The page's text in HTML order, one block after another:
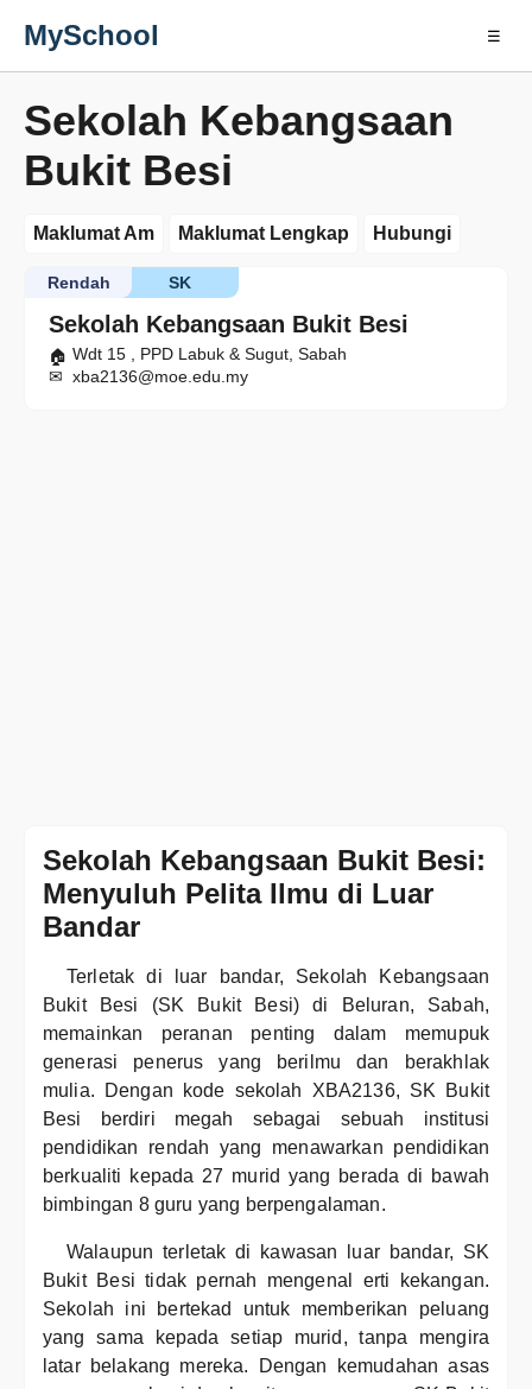
MySchool ☰
Sekolah Kebangsaan
Bukit Besi
Maklumat Am Maklumat Lengkap Hubungi
Sekolah Kebangsaan Bukit Besi
SK
Rendah
Wdt 15 , PPD Labuk & Sugut, Sabah
xba2136@moe.edu.my
Sekolah Kebangsaan Bukit Besi:
Menyuluh Pelita Ilmu di Luar
Bandar
Terletak di luar bandar, Sekolah Kebangsaan
Bukit Besi (SK Bukit Besi) di Beluran, Sabah,
memainkan peranan penting dalam memupuk
generasi penerus yang berilmu dan berakhlak
mulia. Dengan kode sekolah XBA2136, SK Bukit
Besi berdiri megah sebagai sebuah institusi
pendidikan rendah yang menawarkan pendidikan
berkualiti kepada 27 murid yang berada di bawah
bimbingan 8 guru yang berpengalaman.
Walaupun terletak di kawasan luar bandar, SK
Bukit Besi tidak pernah mengenal erti kekangan.
Sekolah ini bertekad untuk memberikan peluang
yang sama kepada setiap murid, tanpa mengira
latar belakang mereka. Dengan kemudahan asas